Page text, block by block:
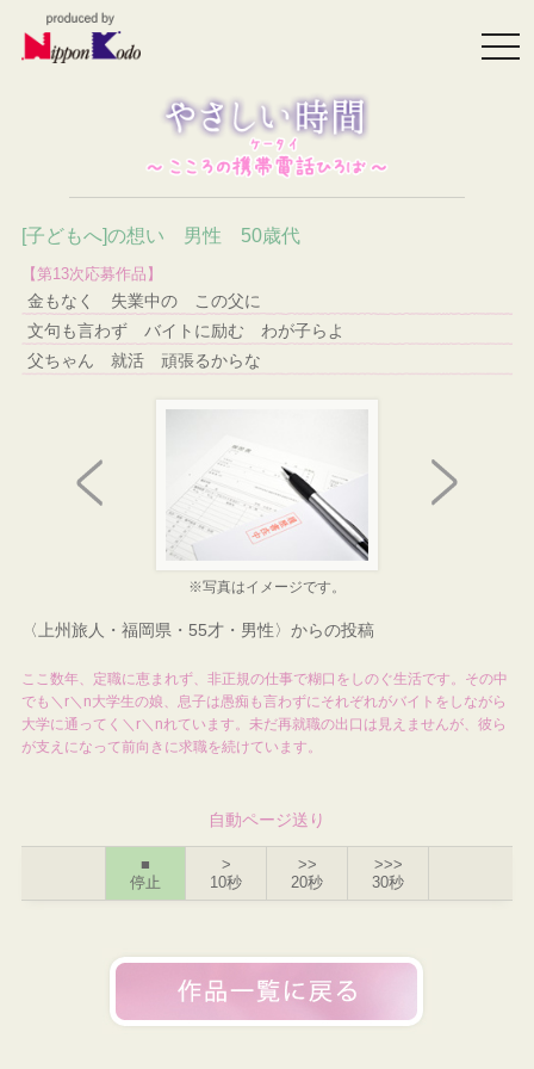
[子どもへ]の想い 男性 50歳代
【第13次応募作品】
金もなく 失業中の この父に
文句も言わず バイトに励む わが子らよ
父ちゃん 就活 頑張るからな
※写真はイメージです。
〈上州旅人・福岡県・55才・男性〉からの投稿
ここ数年、定職に恵まれず、非正規の仕事で糊口をしのぐ生活です。その中
でも＼r＼n大学生の娘、息子は愚痴も言わずにそれぞれがバイトをしながら
大学に通ってく＼r＼nれています。未だ再就職の出口は見えませんが、彼ら
が支えになって前向きに求職を続けています。
自動ページ送り
■
停止
>
10秒
>>
20秒
>>>
30秒